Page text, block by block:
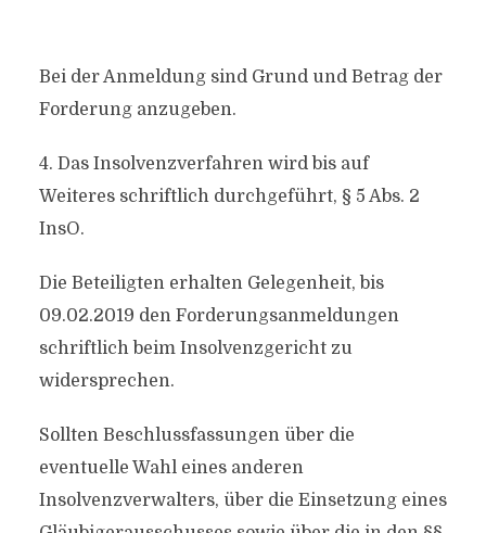
Bei der Anmeldung sind Grund und Betrag der
Forderung anzugeben.
4. Das Insolvenzverfahren wird bis auf
Weiteres schriftlich durchgeführt, § 5 Abs. 2
InsO.
Die Beteiligten erhalten Gelegenheit, bis
09.02.2019 den Forderungsanmeldungen
schriftlich beim Insolvenzgericht zu
widersprechen.
Sollten Beschlussfassungen über die
eventuelle Wahl eines anderen
Insolvenzverwalters, über die Einsetzung eines